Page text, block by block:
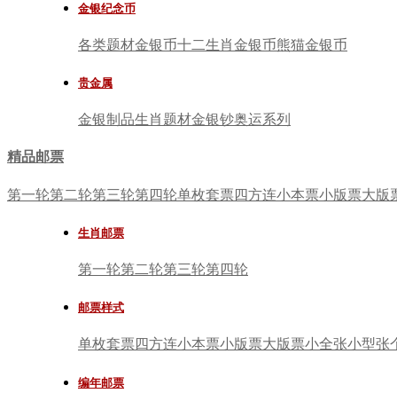
金银纪念币
各类题材金银币十二生肖金银币熊猫金银币
贵金属
金银制品生肖题材金银钞奥运系列
精品邮票
第一轮第二轮第三轮第四轮单枚套票 四方连小本票小版票大版
生肖邮票
第一轮第二轮第三轮第四轮
邮票样式
单枚套票 四方连小本票小版票大版票小全张小型张
编年邮票